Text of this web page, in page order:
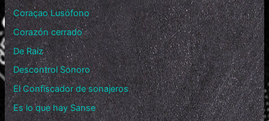
Coraçao Lusófono
Corazón cerrado
De Raíz
Descontrol Sonoro
El Confiscador de sonajeros
Es lo que hay Sanse